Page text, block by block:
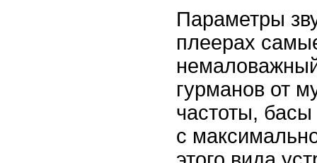
Параметры
плеерах
гурманов от
частоты, басы
с